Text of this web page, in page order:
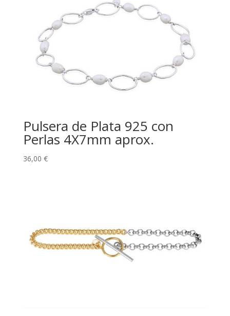
Pulsera de Plata 925 con
Perlas 4X7mm aprox.
36,00 €